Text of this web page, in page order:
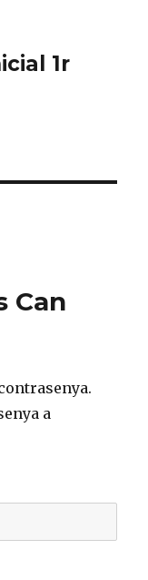
1r
Can
a